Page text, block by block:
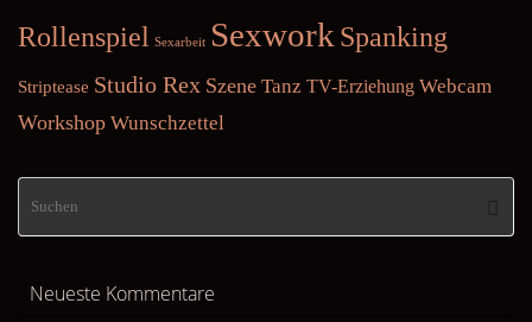
Rollenspiel Sexarbeit Sexwork Spanking
Striptease Studio Rex Szene Tanz TV-Erziehung Webcam
Workshop Wunschzettel
Neueste Kommentare